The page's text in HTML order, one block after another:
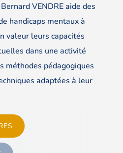
VENDRE aide des
handicaps mentaux à
valeur leurs capacités
dans une activité
méthodes pédagogiques
adaptées à leur